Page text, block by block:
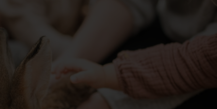
Last Minute
Servizi inclusi